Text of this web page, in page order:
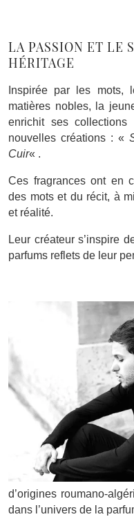
LA PASSION ET LE
HÉRITAGE
Inspirée par les mots,
matières nobles, la
enrichit ses
nouvelles créations : «
Cuir« .
Ces fragrances ont en
des mots et du récit, à
et réalité.
Leur créateur s’inspire
parfums reflets de leur
d’origines roumano-
dans l’univers de la